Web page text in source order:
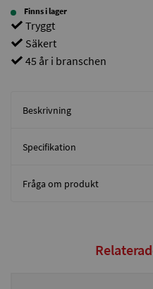
Finns i lager
Tryggt
Säkert
45 år i branschen
Beskrivning
Specifikation
Fråga om produkt